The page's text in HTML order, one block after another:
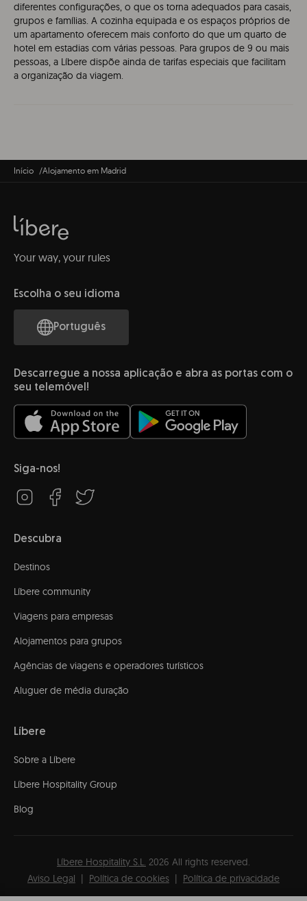
diferentes configurações, o que os torna adequados para casais,
grupos e famílias. A cozinha equipada e os espaços próprios de
um apartamento oferecem mais conforto do que um quarto de
hotel em estadias com várias pessoas. Para grupos de 9 ou mais
pessoas, a Líbere dispõe ainda de tarifas especiais que facilitam
a organização da viagem.
Início Alojamento em Madrid
Your way, your rules
Escolha o seu idioma
Português
Descarregue a nossa aplicação e abra as portas com o
seu telemóvel!
Siga-nos!
Descubra
Destinos
Líbere community
Viagens para empresas
Alojamentos para grupos
Agências de viagens e operadores turísticos
Aluguer de média duração
Líbere
Sobre a Líbere
Líbere Hospitality Group
Blog
Líbere Hospitality S.L. 2026 All rights reserved.
Aviso Legal
Política de cookies Política de privacidade